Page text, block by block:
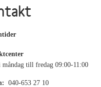
till fredag 09:00-11:00
040-653 27 10